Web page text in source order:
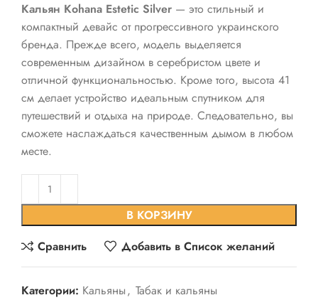
Кальян Kohana Estetic Silver — это стильный и
компактный девайс от прогрессивного украинского
бренда. Прежде всего, модель выделяется
современным дизайном в серебристом цвете и
отличной функциональностью. Кроме того, высота 41
см делает устройство идеальным спутником для
путешествий и отдыха на природе. Следовательно, вы
сможете наслаждаться качественным дымом в любом
месте.
В КОРЗИНУ
Сравнить
Добавить в Список желаний
Категории: Кальяны, Табак и кальяны